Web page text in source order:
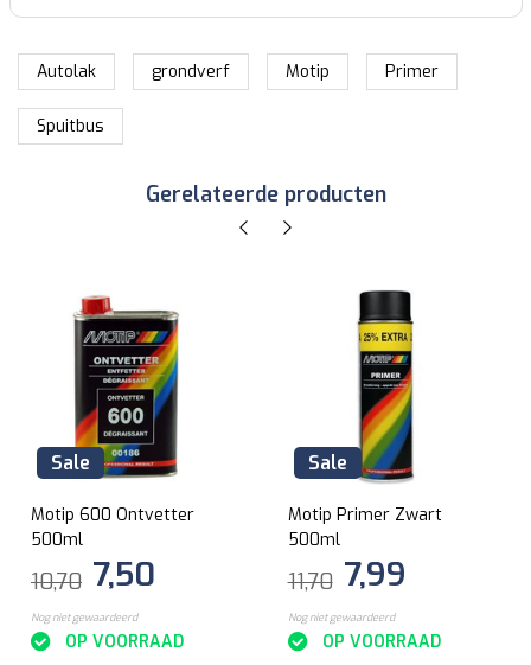
Autolak grondverf Motip Primer
Spuitbus
Gerelateerde producten
Sale
Motip 600 Ontvetter
500ml
10,70 7,50
Nog niet gewaardeerd
OP VOORRAAD
Sale
Motip Primer Zwart
500ml
11,70 7,99
Nog niet gewaardeerd
OP VOORRAAD